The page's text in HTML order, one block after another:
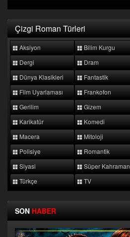
Çizgi Roman Türleri
Aksiyon Bilim Kurgu
Dergi
Dram
Dünya Klasikleri
Fantastik
Film Uyarlaması
Frankofon
Gerilim
Gizem
Karikatür
Komedi
Macera
Mitoloji
Polisiye
Romantik
Siyasi
Süper Kahraman
Türkçe
TV
SON HABER